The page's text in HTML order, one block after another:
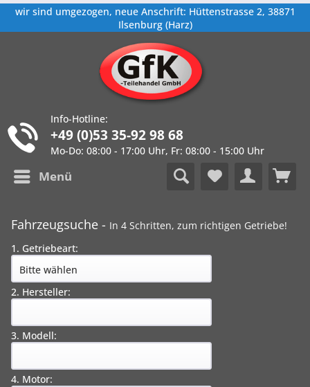
wir sind umgezogen, neue Anschrift: Hüttenstrasse 2, 38871
Ilsenburg (Harz)
Info-Hotline:
+49 (0)53 35-92 98 68
Mo-Do: 08:00 - 17:00 Uhr, Fr: 08:00 - 15:00 Uhr
Menü
Fahrzeugsuche - In 4 Schritten, zum richtigen Getriebe!
1. Getriebeart:
2. Hersteller:
3. Modell:
4. Motor: